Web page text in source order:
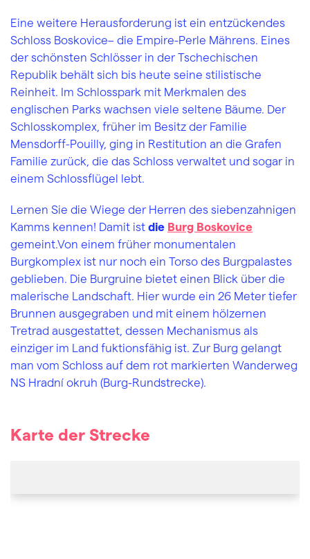
Eine weitere Herausforderung ist ein entzückendes
Schloss Boskovice– die Empire-Perle Mährens. Eines
der schönsten Schlösser in der Tschechischen
Republik behält sich bis heute seine stilistische
Reinheit. Im Schlosspark mit Merkmalen des
englischen Parks wachsen viele seltene Bäume. Der
Schlosskomplex, früher im Besitz der Familie
Mensdorff-Pouilly, ging in Restitution an die Grafen
Familie zurück, die das Schloss verwaltet und sogar in
einem Schlossflügel lebt.
Lernen Sie die Wiege der Herren des siebenzahnigen
Kamms kennen! Damit ist die Burg Boskovice
gemeint.Von einem früher monumentalen
Burgkomplex ist nur noch ein Torso des Burgpalastes
geblieben. Die Burgruine bietet einen Blick über die
malerische Landschaft. Hier wurde ein 26 Meter tiefer
Brunnen ausgegraben und mit einem hölzernen
Tretrad ausgestattet, dessen Mechanismus als
einziger im Land fuktionsfähig ist. Zur Burg gelangt
man vom Schloss auf dem rot markierten Wanderweg
NS Hradní okruh (Burg-Rundstrecke).
Karte der Strecke